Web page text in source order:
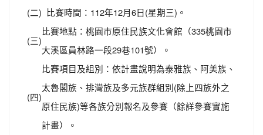
(二) 比賽時間：112年12月6日(星期三)。
(三)
比賽地點：桃園市原住民族文化會館（335桃園市
大溪區員林路一段29巷101號）。
(四)
比賽項目及組別：依計畫說明為泰雅族、阿美族、
太魯閣族、排灣族及多元族群組別(除上四族外之
原住民族)等各族分別報名及參賽（餘詳參賽實施
計畫）。